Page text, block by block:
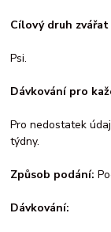
Cílový druh zvářat
Psi.
Dávkování pro
Pro nedostatek
týdny.
Způsob podání:
Dávkování: